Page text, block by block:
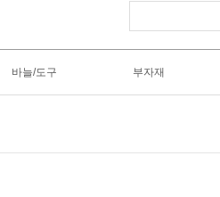
바늘/도구 부자재